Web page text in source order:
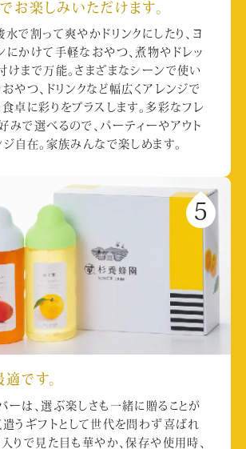
お楽しみいただけます。
水で割って爽やかドリンクにしたり、ヨ
にかけて手軽なおやつ、煮物やドレッ
けまで万能。さまざまなシーンで使い
やつ、ドリンクなど幅広くアレンジで
食卓に彩りをプラスします。多彩なフレ
みで選べるので、パーティーやアウト
ジ自在。家族みんなで楽しめます。
です。
ーは、選ぶ楽しさも一緒に贈ることが
遣うギフトとして世代を問わず喜ばれ
りで見た目も華やか、保存や使用時、